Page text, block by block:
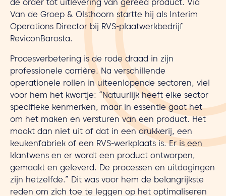
de order tot uitlevering van gereed product. Via
Van de Groep & Olsthoorn startte hij als Interim
Operations Director bij RVS-plaatwerkbedrijf
ReviconBarosta.
Procesverbetering is de rode draad in zijn
professionele carrière. Na verschillende
operationele rollen in uiteenlopende sectoren, viel
voor hem het kwartje: “Natuurlijk heeft elke sector
specifieke kenmerken, maar in essentie gaat het
om het maken en versturen van een product. Het
maakt dan niet uit of dat in een drukkerij, een
keukenfabriek of een RVS-werkplaats is. Er is een
klantwens en er wordt een product ontworpen,
gemaakt en geleverd. De processen en uitdagingen
zijn hetzelfde.” Dit was voor hem de belangrijkste
reden om zich toe te leggen op het optimaliseren